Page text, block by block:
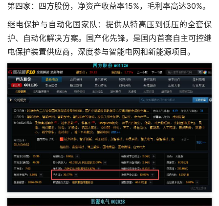
第四家：四方股份，净资产收益率15%，毛利率高达30%。
继电保护与自动化国家队：提供从特高压到低压的全套保
护、自动化解决方案。国产化先锋，是国内首套自主可控继
电保护装置供应商，深度参与智能电网和新能源项目。